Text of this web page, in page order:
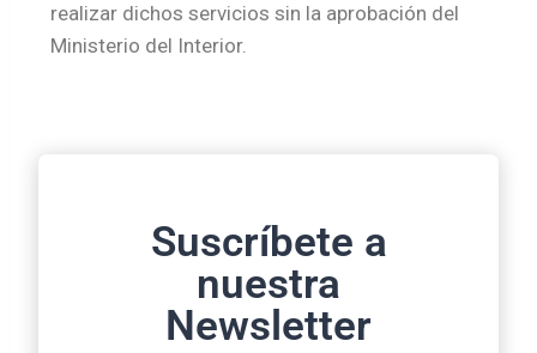
realizar dichos servicios sin la aprobación del
Ministerio del Interior.
Suscríbete a
nuestra
Newsletter